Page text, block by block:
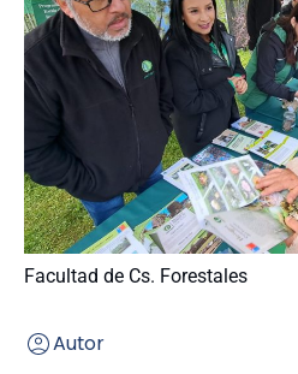
Facultad de Cs. Forestales
Autor